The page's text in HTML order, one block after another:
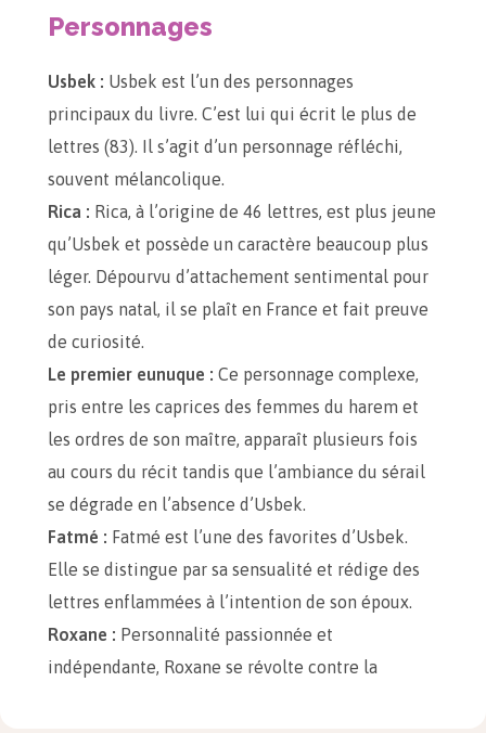
Personnages
Usbek : Usbek est l’un des personnages
principaux du livre. C’est lui qui écrit le plus de
lettres (83). Il s’agit d’un personnage réfléchi,
souvent mélancolique.
Rica : Rica, à l’origine de 46 lettres, est plus jeune
qu’Usbek et possède un caractère beaucoup plus
léger. Dépourvu d’attachement sentimental pour
son pays natal, il se plaît en France et fait preuve
de curiosité.
Le premier eunuque : Ce personnage complexe,
pris entre les caprices des femmes du harem et
les ordres de son maître, apparaît plusieurs fois
au cours du récit tandis que l’ambiance du sérail
se dégrade en l’absence d’Usbek.
Fatmé : Fatmé est l’une des favorites d’Usbek.
Elle se distingue par sa sensualité et rédige des
lettres enflammées à l’intention de son époux.
Roxane : Personnalité passionnée et
indépendante, Roxane se révolte contre la